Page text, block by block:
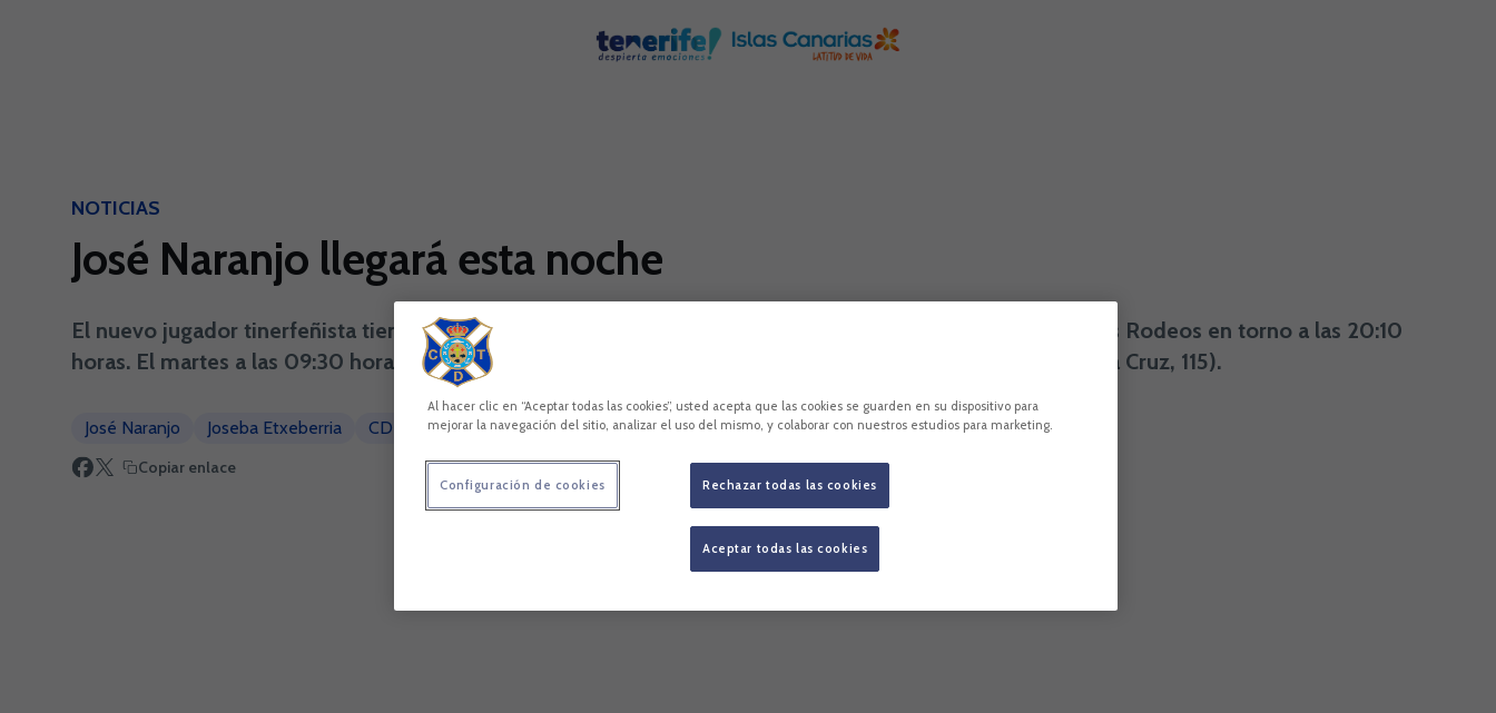
NOTICIAS
José Naranjo llegará esta noche
El nuevo jugador tinerfeñista tiene prevista su llegada a la Isla este lunes al Aeropuerto Tenerife Norte-Los Rodeos en torno a las 20:10
horas. El martes a las 09:30 horas está programado el reconocimiento en Hospiten Rambla (Rambla Santa Cruz, 115).
José Naranjo Joseba Etxeberria CD Tenerife
Copiar enlace
Al hacer clic en “Aceptar todas las cookies”, usted acepta que las cookies se guarden en su dispositivo para
mejorar la navegación del sitio, analizar el uso del mismo, y colaborar con nuestros estudios para marketing.
Rechazar todas las cookies
Aceptar todas las cookies
Configuración de cookies